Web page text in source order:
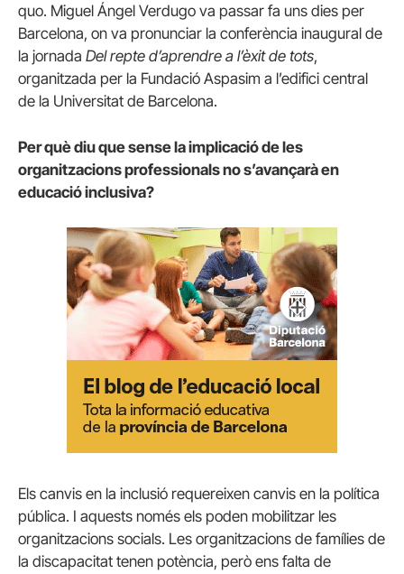
quo. Miguel Ángel Verdugo va passar fa uns dies per
Barcelona, on va pronunciar la conferència inaugural de
la jornada Del repte d’aprendre a l’èxit de tots,
organitzada per la Fundació Aspasim a l’edifici central
de la Universitat de Barcelona.
Per què diu que sense la implicació de les
organitzacions professionals no s’avançarà en
educació inclusiva?
Els canvis en la inclusió requereixen canvis en la política
pública. I aquests només els poden mobilitzar les
organitzacions socials. Les organitzacions de famílies de
la discapacitat tenen potència, però ens falta de